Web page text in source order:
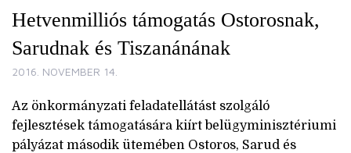
Hetvenmilliós támogatás Ostorosnak,
Sarudnak és Tiszanánának
2016. NOVEMBER 14.
Az önkormányzati feladatellátást szolgáló
fejlesztések támogatására kiírt belügyminisztériumi
pályázat második ütemében Ostoros, Sarud és